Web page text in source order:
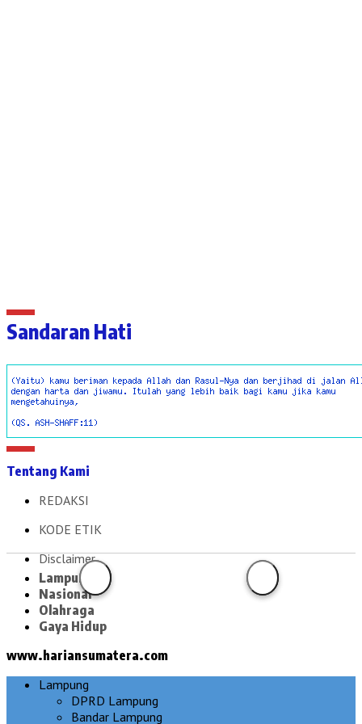
Sandaran Hati
Tentang Kami
REDAKSI
KODE ETIK
Disclaimer
Lampung
Nasional
Olahraga
Gaya Hidup
www.hariansumatera.com
Lampung
DPRD Lampung
Bandar Lampung